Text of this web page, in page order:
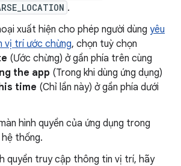
.
xuất hiện cho phép người dùng yêu
vị trí ước chừng, chọn tuỳ chọn
(Ước chừng) ở gần phía trên cùng
the app (Trong khi dùng ứng dụng)
time (Chỉ lần này) ở gần phía dưới
hình quyền của ứng dụng trong
thống.
quyền truy cập thông tin vị trí, hãy